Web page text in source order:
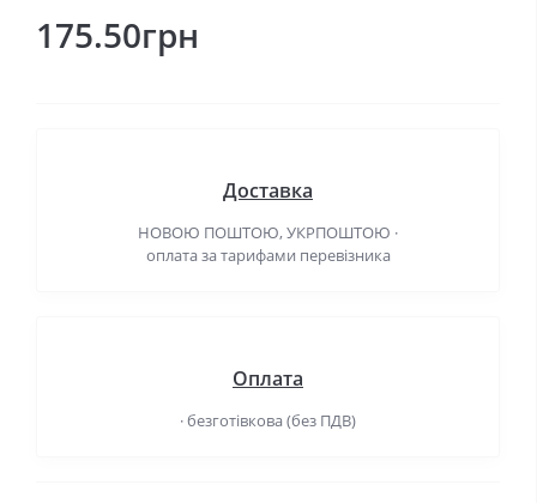
175.50грн
Доставка
НОВОЮ ПОШТОЮ, УКРПОШТОЮ ·
оплата за тарифами перевізника
Оплата
· безготівкова (без ПДВ)